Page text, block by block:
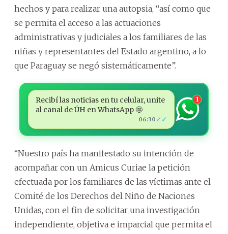
hechos y para realizar una autopsia, “así como que
se permita el acceso a las actuaciones
administrativas y judiciales a los familiares de las
niñas y representantes del Estado argentino, a lo
que Paraguay se negó sistemáticamente”.
Recibí las noticias en tu celular, unite
al canal de ÚH en WhatsApp 🤩
06:30 ✓✓
1
“Nuestro país ha manifestado su intención de
acompañar con un Amicus Curiae la petición
efectuada por los familiares de las víctimas ante el
Comité de los Derechos del Niño de Naciones
Unidas, con el fin de solicitar una investigación
independiente, objetiva e imparcial que permita el